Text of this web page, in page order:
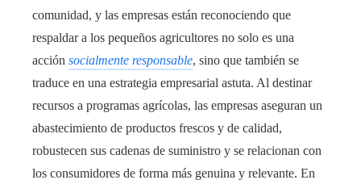
comunidad, y las empresas están reconociendo que
respaldar a los pequeños agricultores no solo es una
acción socialmente responsable, sino que también se
traduce en una estrategia empresarial astuta. Al destinar
recursos a programas agrícolas, las empresas aseguran un
abastecimiento de productos frescos y de calidad,
robustecen sus cadenas de suministro y se relacionan con
los consumidores de forma más genuina y relevante. En